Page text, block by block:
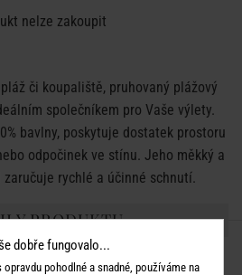
nelze zakoupit
či koupaliště, pruhovaný plážový
společníkem pro Vaše výlety.
bavlny, poskytuje dostatek prostoru
odpočinek ve stínu. Jeho měkký a
rychlé a účinné schnutí.
PRODUKTU
D 180 x Š 90 cm
dobře fungovalo...
pohodlné a snadné, používáme na